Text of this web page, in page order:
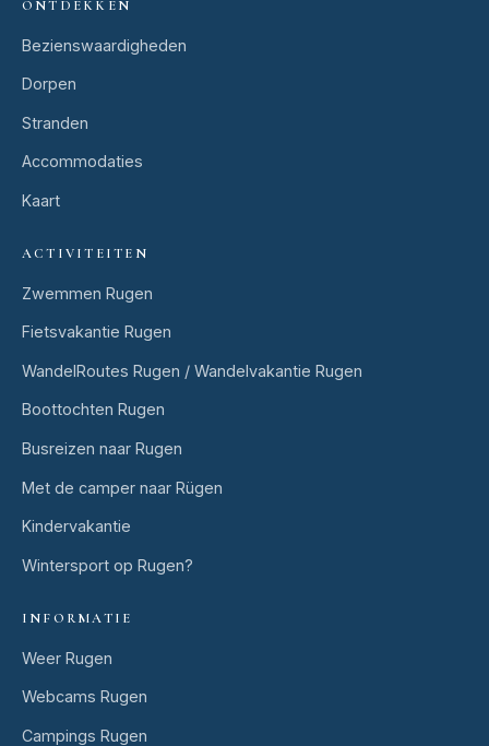
ONTDEKKEN
Bezienswaardigheden
Dorpen
Stranden
Accommodaties
Kaart
ACTIVITEITEN
Zwemmen Rugen
Fietsvakantie Rugen
WandelRoutes Rugen / Wandelvakantie Rugen
Boottochten Rugen
Busreizen naar Rugen
Met de camper naar Rügen
Kindervakantie
Wintersport op Rugen?
INFORMATIE
Weer Rugen
Webcams Rugen
Campings Rugen